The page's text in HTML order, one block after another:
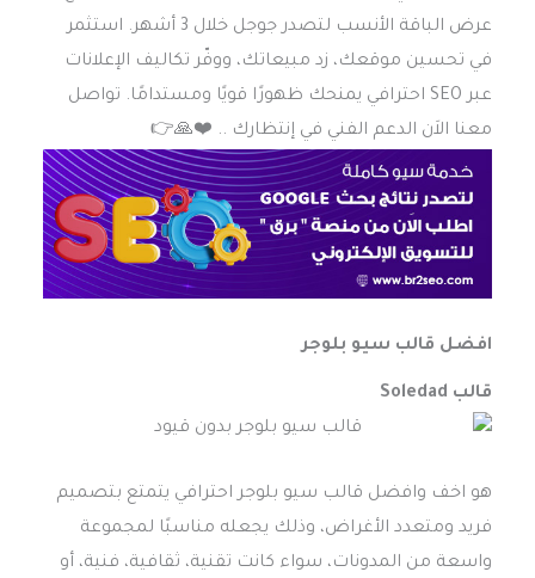
عرض الباقة الأنسب لتصدر جوجل خلال 3 أشهر. استثمر
في تحسين موقعك، زد مبيعاتك، ووفّر تكاليف الإعلانات
عبر SEO احترافي يمنحك ظهورًا قويًا ومستدامًا. تواصل
معنا الاَن الدعم الفني في إنتظارك .. ❤️️🙏👉
افضل قالب سيو بلوجر
قالب Soledad
هو اخف وافضل قالب سيو بلوجر احترافي يتمتع بتصميم
فريد ومتعدد الأغراض، وذلك يجعله مناسبًا لمجموعة
واسعة من المدونات، سواء كانت تقنية، ثقافية، فنية، أو